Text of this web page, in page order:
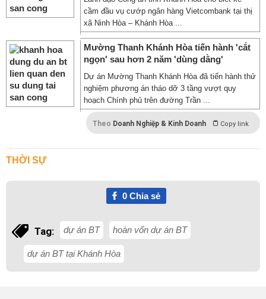
cầm đầu vụ cướp ngân hàng Vietcombank tại thị
xã Ninh Hòa – Khánh Hòa ...
Mường Thanh Khánh Hòa tiến hành 'cắt
ngọn' sau hơn 2 năm 'dùng dằng'
Dự án Mường Thanh Khánh Hòa đã tiến hành thử
nghiệm phương án tháo dỡ 3 tầng vượt quy
hoạch Chính phủ trên đường Trần ...
Theo Doanh Nghiệp & Kinh Doanh Copy link
THỜI SỰ
0Chia sẻ
Tag: dự án BT hoàn vốn dự án BT
dự án BT tại Khánh Hòa